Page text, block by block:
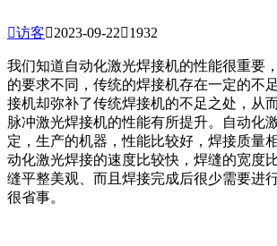
访客2023-09-221932
我们知道自动化激光焊接机的性能很重要
的要求不同，传统的焊接机存在一定的不
接机却弥补了传统焊接机的不足之处，从
脉冲激光焊接机的性能有所提升。自动化
定，生产的机器，性能比较好，焊接质量
动化激光焊接的速度比较快，焊缝的宽度
缝平整美观、而且焊接完成后很少需要进
很省事。